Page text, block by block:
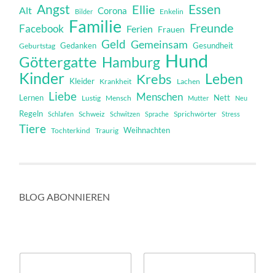
Alt Angst Bilder Corona Ellie Enkelin Essen
Facebook Familie Ferien Frauen Freunde
Geburtstag Gedanken Geld Gemeinsam Gesundheit
Göttergatte Hamburg Hund
Kinder Kleider Krankheit Krebs Lachen Leben
Lernen Liebe Lustig Mensch Menschen Mutter Nett Neu
Regeln Schlafen Schweiz Schwitzen Sprache Sprichwörter Stress
Tiere Tochterkind Traurig Weihnachten
BLOG ABONNIEREN
N